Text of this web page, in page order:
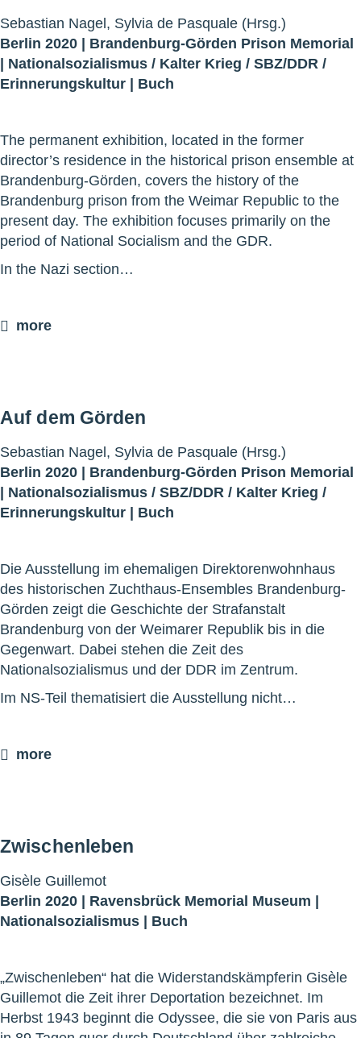
Sebastian Nagel, Sylvia de Pasquale (Hrsg.)
Berlin 2020 | Brandenburg-Görden Prison Memorial
| Nationalsozialismus / Kalter Krieg / SBZ/DDR /
Erinnerungskultur | Buch
The permanent exhibition, located in the former
director’s residence in the historical prison ensemble at
Brandenburg-Görden, covers the history of the
Brandenburg prison from the Weimar Republic to the
present day. The exhibition focuses primarily on the
period of National Socialism and the GDR.
In the Nazi section…
more
Auf dem Görden
Sebastian Nagel, Sylvia de Pasquale (Hrsg.)
Berlin 2020 | Brandenburg-Görden Prison Memorial
| Nationalsozialismus / SBZ/DDR / Kalter Krieg /
Erinnerungskultur | Buch
Die Ausstellung im ehemaligen Direktorenwohnhaus
des historischen Zuchthaus-Ensembles Brandenburg-
Görden zeigt die Geschichte der Strafanstalt
Brandenburg von der Weimarer Republik bis in die
Gegenwart. Dabei stehen die Zeit des
Nationalsozialismus und der DDR im Zentrum.
Im NS-Teil thematisiert die Ausstellung nicht…
more
Zwischenleben
Gisèle Guillemot
Berlin 2020 | Ravensbrück Memorial Museum |
Nationalsozialismus | Buch
„Zwischenleben“ hat die Widerstandskämpferin Gisèle
Guillemot die Zeit ihrer Deportation bezeichnet. Im
Herbst 1943 beginnt die Odyssee, die sie von Paris aus